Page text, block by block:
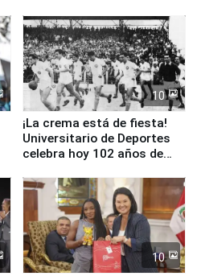
10
¡La crema está de fiesta!
Universitario de Deportes
celebra hoy 102 años de
10